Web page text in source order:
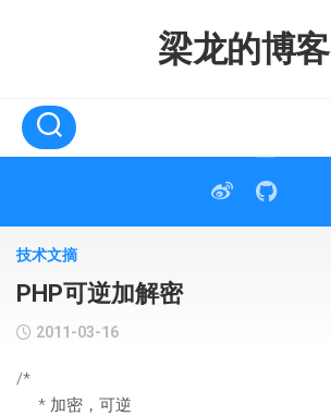
梁龙的博客
技术文摘
PHP可逆加解密
2011-03-16
/*
* 加密，可逆